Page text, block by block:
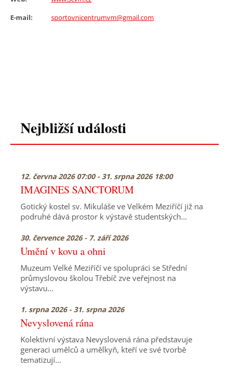
E-mail:
sportovnicentrumvm@gmail.com
Nejbližší události
12. června 2026 07:00 - 31. srpna 2026 18:00
IMAGINES SANCTORUM
Gotický kostel sv. Mikuláše ve Velkém Meziříčí již na
podruhé dává prostor k výstavě studentských…
30. července 2026 - 7. září 2026
Umění v kovu a ohni
Muzeum Velké Meziříčí ve spolupráci se Střední
průmyslovou školou Třebíč zve veřejnost na
výstavu…
1. srpna 2026 - 31. srpna 2026
Nevyslovená rána
Kolektivní výstava Nevyslovená rána představuje
generaci umělců a umělkyň, kteří ve své tvorbě
tematizují…